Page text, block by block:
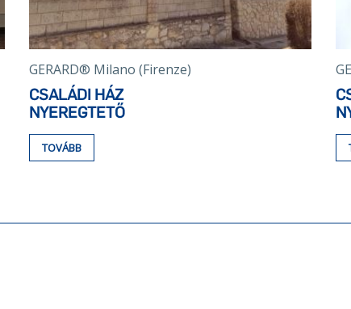
GERARD® Milano (Firenze)
CSALÁDI HÁZ
NYEREGTETŐ
TOVÁBB